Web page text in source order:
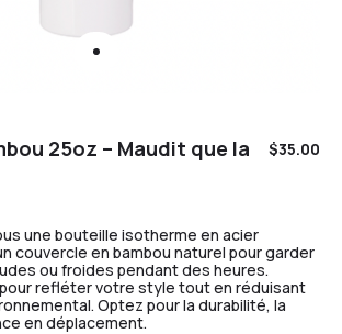
25oz – Maudit que la
$35.00
une bouteille isotherme en acier
couvercle en bambou naturel pour garder
ou froides pendant des heures.
refléter votre style tout en réduisant
Optez pour la durabilité, la
en déplacement.